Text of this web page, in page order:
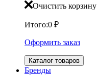
Очистить корзину
Итого:0 ₽
Оформить заказ
Каталог товаров
Бренды